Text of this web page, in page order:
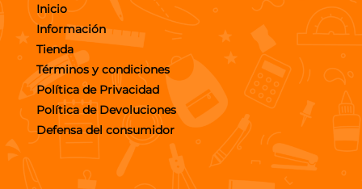
Inicio
Información
Tienda
Términos y condiciones
Política de Privacidad
Política de Devoluciones
Defensa del consumidor